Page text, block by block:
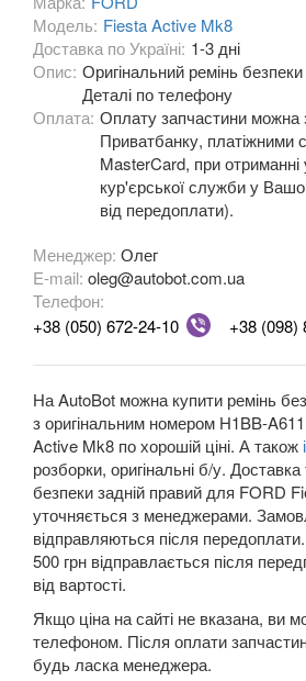
Fiesta Mk8
Fiesta Active Mk8
F-150 XII (P415)
F-150 XIII (P552)
Galaxy Mk2 (VX, VY, WGR)
Galaxy Mk3 (CA1, WA6)
KA Mk1 (RBT)
KA Mk2 (RU8)
KA+
KA+ Active
Kuga Mk1 (CBV)
Kuga Mk2 (CBS)
Mondeo Mk3 (B5Y, BWY, B4Y)
Mondeo Mk4 (CA2)
Модель: Fiesta Active Mk8
Доставка по Україні: 1-3 дні
Опис: Оригінальний ремінь
Деталі по телефону
Оплата: Оплату запчастини можна
Приватбанку, платіжними
MasterCard, при отриманні
кур'єрської служби у
від передоплати).
Менеджер: Олег
E-mail: oleg@autobot.com.ua
Телефон:
+38 (050) 672-24-10
+38 (098)
На AutoBot можна купити ремінь
з оригінальним номером H1BB-
Active Mk8 по хорошій ціні. А також
розборки, оригінальні б/у.
безпеки задній правий для FORD
уточняється з менеджерами.
відправляються після
500 грн відправлається після
від вартості.
Якщо ціна на сайті не вказана, ви
телефоном. Після оплати
будь ласка менеджера.